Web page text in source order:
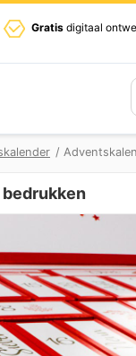
Gratis digitaal
/